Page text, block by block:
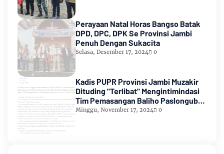
Perayaan Natal Horas Bangso Batak
DPD, DPC, DPK Se Provinsi Jambi
Penuh Dengan Sukacita
Selasa, Desember 17, 2024 0
Kadis PUPR Provinsi Jambi Muzakir
Dituding "Terlibat" Mengintimindasi
Tim Pemasangan Baliho Paslongub
Romi-Sudirman
Minggu, November 17, 2024 0